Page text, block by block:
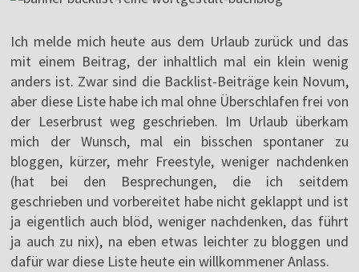
Ich melde mich heute aus dem Urlaub zurück und das
mit einem Beitrag, der inhaltlich mal ein klein wenig
anders ist. Zwar sind die Backlist-Beiträge kein Novum,
aber diese Liste habe ich mal ohne Überschlafen frei von
der Leserbrust weg geschrieben. Im Urlaub überkam
mich der Wunsch, mal ein bisschen spontaner zu
bloggen, kürzer, mehr Freestyle, weniger nachdenken
(hat bei den Besprechungen, die ich seitdem
geschrieben und vorbereitet habe nicht geklappt und ist
ja eigentlich auch blöd, weniger nachdenken, das führt
ja auch zu nix), na eben etwas leichter zu bloggen und
dafür war diese Liste heute ein willkommener Anlass.